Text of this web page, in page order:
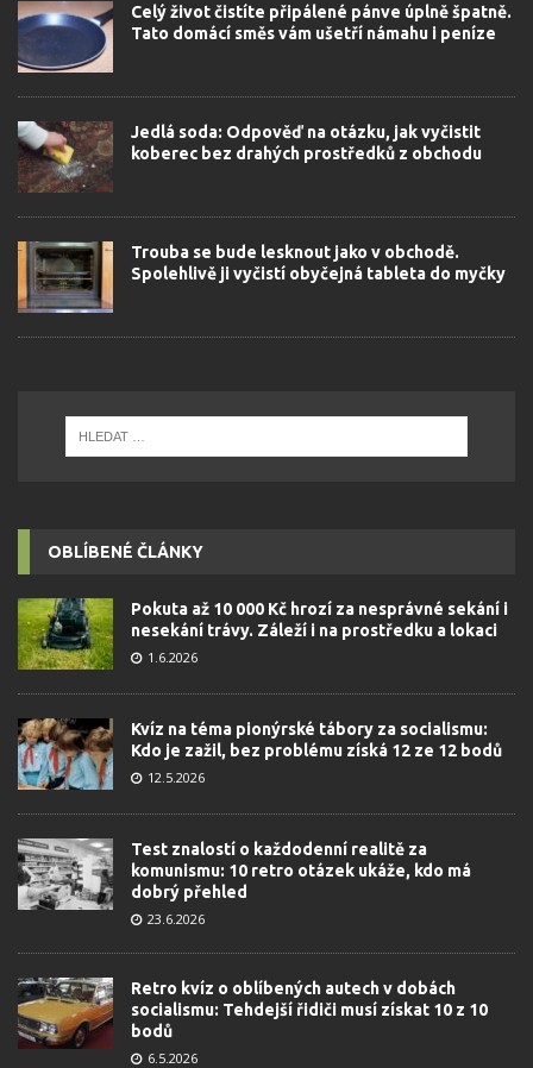
Celý život čistíte připálené pánve úplně špatně.
Tato domácí směs vám ušetří námahu i peníze
Jedlá soda: Odpověď na otázku, jak vyčistit
koberec bez drahých prostředků z obchodu
Trouba se bude lesknout jako v obchodě.
Spolehlivě ji vyčistí obyčejná tableta do myčky
OBLÍBENÉ ČLÁNKY
Pokuta až 10 000 Kč hrozí za nesprávné sekání i
nesekání trávy. Záleží i na prostředku a lokaci
1.6.2026
Kvíz na téma pionýrské tábory za socialismu:
Kdo je zažil, bez problému získá 12 ze 12 bodů
12.5.2026
Test znalostí o každodenní realitě za
komunismu: 10 retro otázek ukáže, kdo má
dobrý přehled
23.6.2026
Retro kvíz o oblíbených autech v dobách
socialismu: Tehdejší řidiči musí získat 10 z 10
bodů
6.5.2026